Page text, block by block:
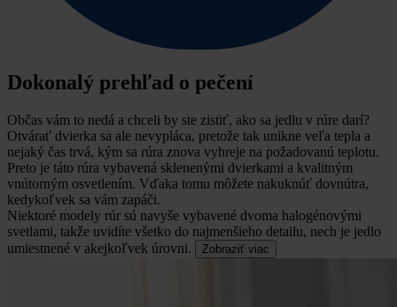
Dokonalý prehľad o pečení
Občas vám to nedá a chceli by ste zistiť, ako sa jedlu v rúre darí?
Otvárať dvierka sa ale nevypláca, pretože tak unikne veľa tepla a
nejaký čas trvá, kým sa rúra znova vyhreje na požadovanú teplotu.
Preto je táto rúra vybavená sklenenými dvierkami a kvalitným
vnútorným osvetlením. Vďaka tomu môžete nakuknúť dovnútra,
kedykoľvek sa vám zapáči.
Niektoré modely rúr sú navyše vybavené dvoma halogénovými
svetlami, takže uvidíte všetko do najmenšieho detailu, nech je jedlo
umiestnené v akejkoľvek úrovni.
Zobraziť viac